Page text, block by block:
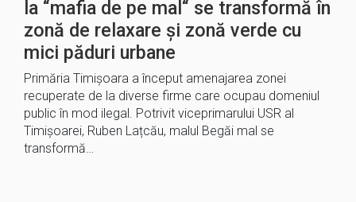
la “mafia de pe mal“ se transformă în
zonă de relaxare și zonă verde cu
mici păduri urbane
Primăria Timișoara a început amenajarea zonei
recuperate de la diverse firme care ocupau domeniul
public în mod ilegal. Potrivit viceprimarului USR al
Timișoarei, Ruben Lațcău, malul Begăi mal se
transformă…